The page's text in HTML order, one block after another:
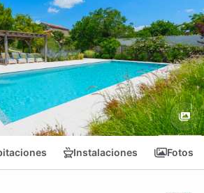
Instalaciones Fotos